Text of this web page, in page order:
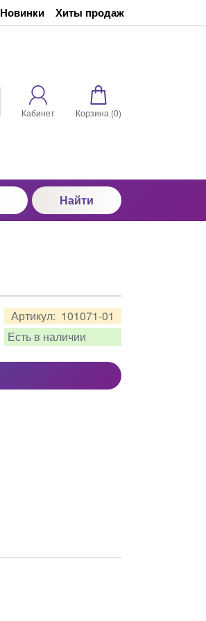
Новинки Хиты продаж
Кабинет Корзина (0)
Найти
Артикул: 101071-01
Есть в наличии